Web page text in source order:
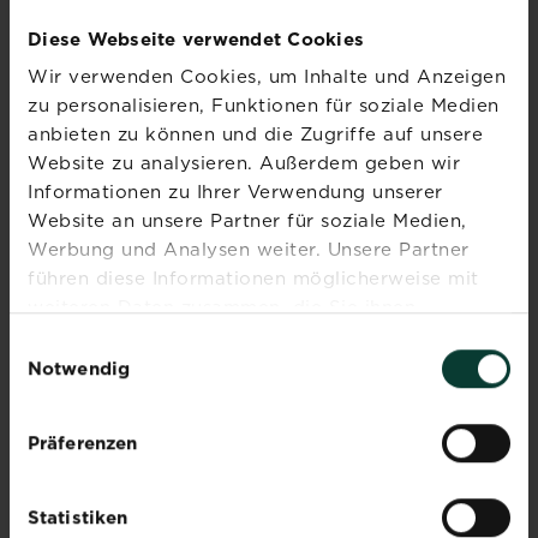
Diese Webseite verwendet Cookies
Wir verwenden Cookies, um Inhalte und Anzeigen
zu personalisieren, Funktionen für soziale Medien
anbieten zu können und die Zugriffe auf unsere
Website zu analysieren. Außerdem geben wir
Informationen zu Ihrer Verwendung unserer
Website an unsere Partner für soziale Medien,
Werbung und Analysen weiter. Unsere Partner
führen diese Informationen möglicherweise mit
weiteren Daten zusammen, die Sie ihnen
Nutzung der Dienste gesammelt haben.
Notwendig
Präferenzen
Statistiken
in
unseren
Gärten
nicht
gern
gesehen.
Die
Übeltäter
kriechen
in
deine
und
über
und
Rosen - Pflanzung und
Gestaltung
Mehr lesenüber Rosen - Pflanzung
Alles Wissenswerte zu
Rasendünger
Magazine & Ratgeber
über Magazine & Ratgeber